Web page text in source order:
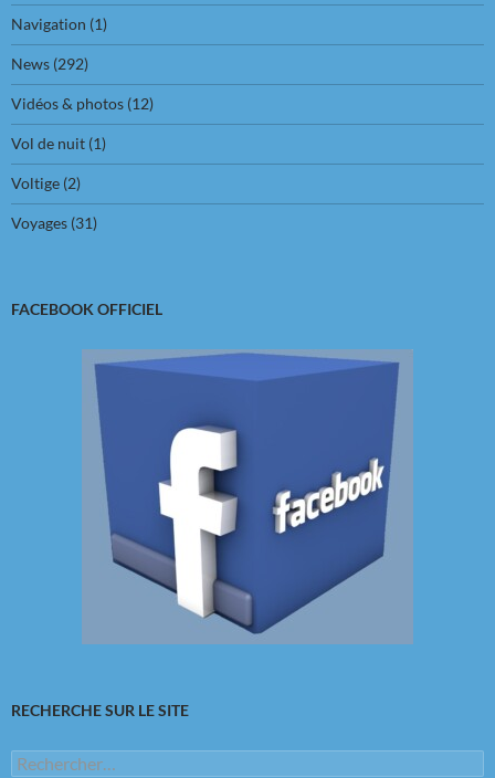
Navigation (1)
News (292)
Vidéos & photos (12)
Vol de nuit (1)
Voltige (2)
Voyages (31)
FACEBOOK OFFICIEL
RECHERCHE SUR LE SITE
Rechercher :